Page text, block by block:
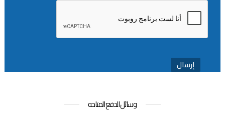
إرسال
وسائل الدفع المتاحه